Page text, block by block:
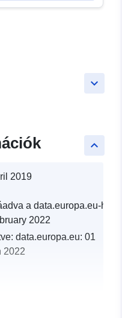
keyboard_arrow_down
keyboard_arrow_up
2019
a data.europa.eu-hoz:
2022
data.europa.eu: 01
2022